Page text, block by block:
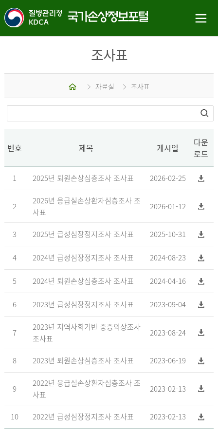
조사표
홈 자료실 조사표
번호 제목 게시일
다운
로드
1 2025년 퇴원손상심층조사 조사표 2026-02-25
2
2026년 응급실손상환자심층조사 조
사표
2026-01-12
3 2025년 급성심장정지조사 조사표 2025-10-31
4 2024년 급성심장정지조사 조사표 2024-08-23
5 2024년 퇴원손상심층조사 조사표 2024-04-16
6 2023년 급성심장정지조사 조사표 2023-09-04
7
2023년 지역사회기반 중증외상조사
조사표
2023-08-24
8 2023년 퇴원손상심층조사 조사표 2023-06-19
9
2022년 응급실손상환자심층조사 조
사표
2023-02-13
10 2022년 급성심장정지조사 조사표 2023-02-13